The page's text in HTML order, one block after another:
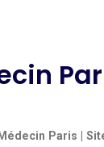
Paris |